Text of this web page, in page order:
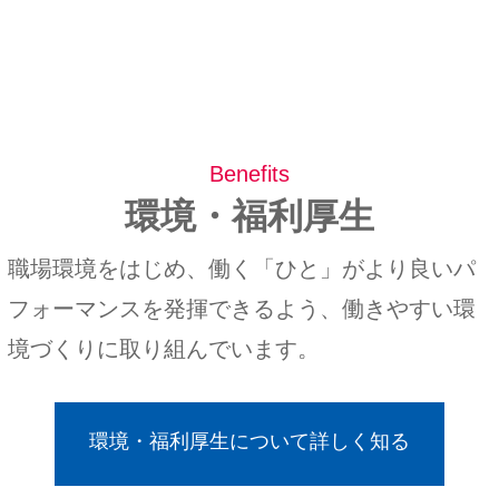
Benefits
環境・福利厚生
職場環境をはじめ、働く「ひと」がより良いパ
フォーマンスを発揮できるよう、働きやすい環
境づくりに取り組んでいます。
環境・福利厚生について詳しく知る